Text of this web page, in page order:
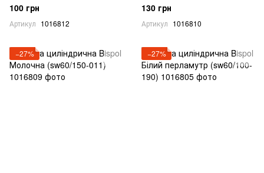
100 грн
Артикул 1016812
130 грн
Артикул 1016810
−27% −27%